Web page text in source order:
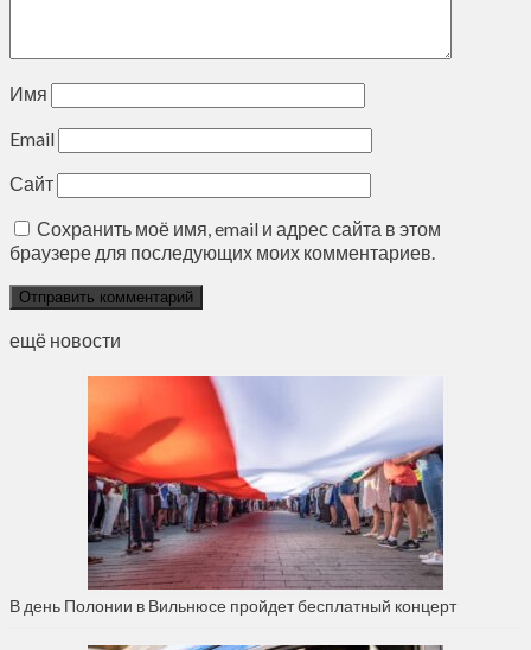
Имя
Email
Сайт
Сохранить моё имя, email и адрес сайта в этом
браузере для последующих моих комментариев.
ещё новости
В день Полонии в Вильнюсе пройдет бесплатный концерт